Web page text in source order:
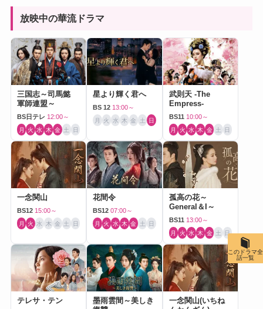
放映中の華流ドラマ
三国志～司馬懿
軍師連盟～
BS日テレ 12:00～
月 火 水 木 金 土 日
星より輝く君へ
BS 12 13:00～
月 火 水 木 金 土 日
武則天 -The
Empress-
BS11 10:00～
月 火 水 木 金 土 日
一念関山
BS12 15:00～
月 火 水 木 金 土 日
花間令
BS12 07:00～
月 火 水 木 金 土 日
孤高の花～
General＆I～
BS11 13:00～
月 火 水 木 金 土 日
テレサ・テン
墨雨雲間～美しき
一念関山(いちね
このドラマ全
話一覧